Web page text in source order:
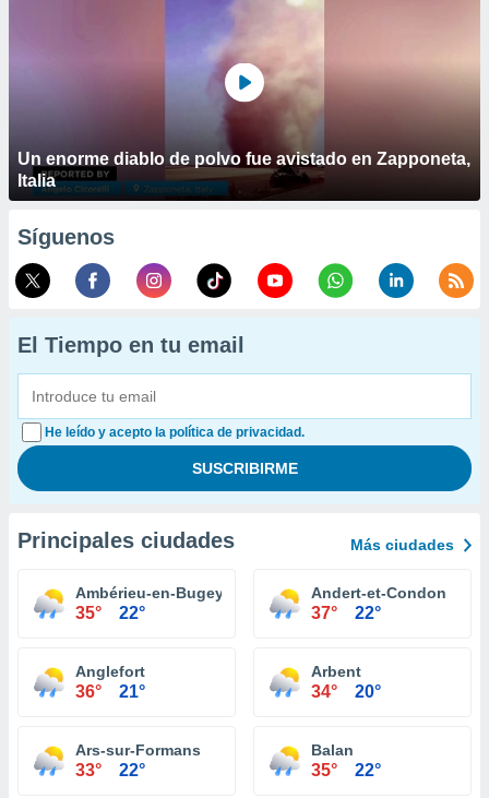
Un enorme diablo de polvo fue avistado en Zapponeta,
Italia
Síguenos
El Tiempo en tu email
He leído y acepto la política de privacidad.
Principales ciudades Más ciudades
Ambérieu-en-Bugey
35° 22°
Andert-et-Condon
37° 22°
Anglefort
36° 21°
Arbent
34° 20°
Ars-sur-Formans
33° 22°
Balan
35° 22°